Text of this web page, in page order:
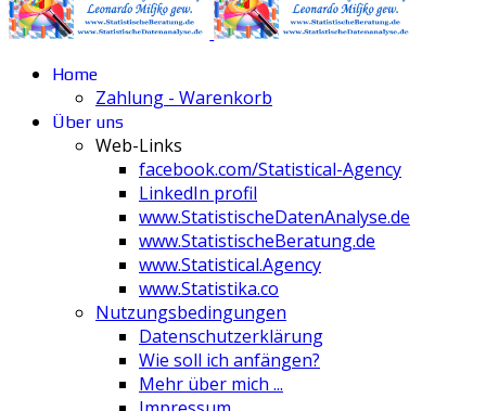
Home
Zahlung - Warenkorb
Über uns
Web-Links
facebook.com/Statistical-Agency
LinkedIn profil
www.StatistischeDatenAnalyse.de
www.StatistischeBeratung.de
www.Statistical.Agency
www.Statistika.co
Nutzungsbedingungen
Datenschutzerklärung
Wie soll ich anfängen?
Mehr über mich ...